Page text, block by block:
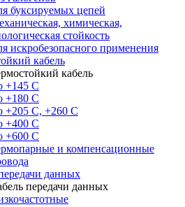
буксируемых цепей
химическая,
стойкость
искробезопасного применения
кабель
кабель
+145 С
+180 C
+205 С, +260 С
+400 C
+600 С
и компенсационные
данных
передачи данных